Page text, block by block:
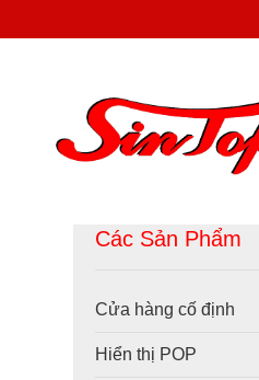
Các Sản Phẩm
Cửa hàng cố định
Hiển thị POP